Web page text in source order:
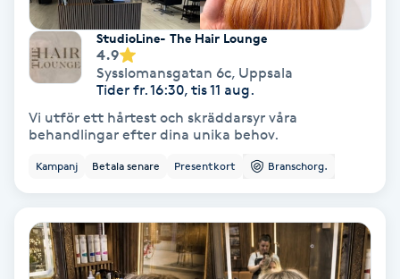
Extensions borttagning
Eyeliner-tatuering
Face framing
Faceliftmassage
Fet hårbotten
StudioLine- The Hair Lounge
4.9
Sysslomansgatan 6c, Uppsala
Tider fr. 16:30, tis 11 aug.
Vi utför ett hårtest och skräddarsyr våra
behandlingar efter dina unika behov.
Kampanj Betala senare Presentkort Branschorg.